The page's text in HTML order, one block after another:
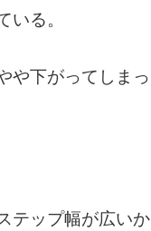
る。
や下がってしまっ
テップ幅が広いか